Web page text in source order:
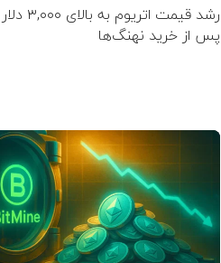
رشد قیمت اتریوم به بالای ۳,۰۰۰ دلار
پس از خرید نهنگ‌ها